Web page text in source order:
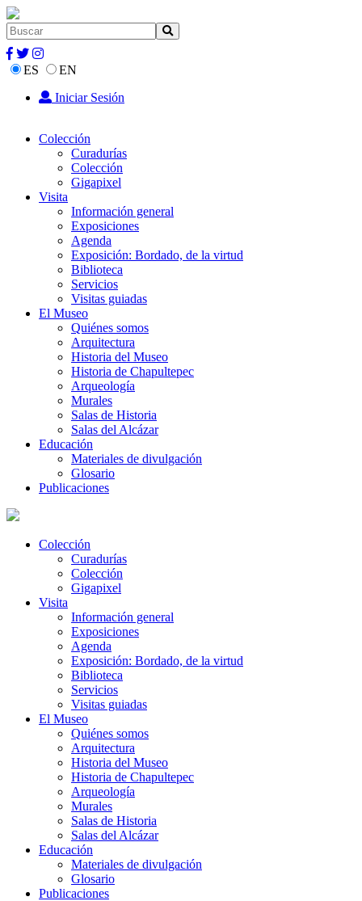
ES
EN
Iniciar Sesión
Colección
Curadurías
Colección
Gigapixel
Visita
Información general
Exposiciones
Agenda
Exposición: Bordado, de la virtud
Biblioteca
Servicios
Visitas guiadas
El Museo
Quiénes somos
Arquitectura
Historia del Museo
Historia de Chapultepec
Arqueología
Murales
Salas de Historia
Salas del Alcázar
Educación
Materiales de divulgación
Glosario
Publicaciones
Colección
Curadurías
Colección
Gigapixel
Visita
Información general
Exposiciones
Agenda
Exposición: Bordado, de la virtud
Biblioteca
Servicios
Visitas guiadas
El Museo
Quiénes somos
Arquitectura
Historia del Museo
Historia de Chapultepec
Arqueología
Murales
Salas de Historia
Salas del Alcázar
Educación
Materiales de divulgación
Glosario
Publicaciones